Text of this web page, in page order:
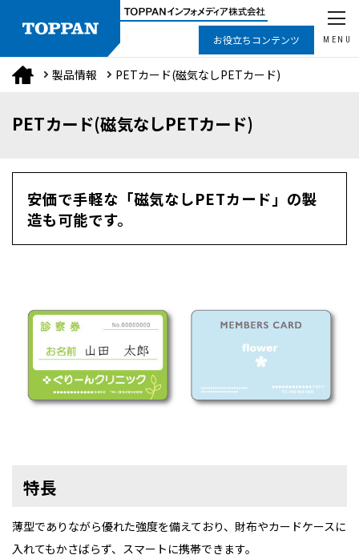
お役立ちコンテンツ MENU
製品情報 PETカード(磁気なしPETカード)
PETカード(磁気なしPETカード)
安価で手軽な「磁気なしPETカード」の製
造も可能です。
特長
薄型でありながら優れた強度を備えており、財布やカードケースに
入れてもかさばらず、スマートに携帯できます。